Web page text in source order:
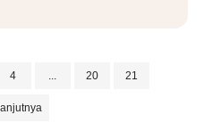
4 ... 20 21